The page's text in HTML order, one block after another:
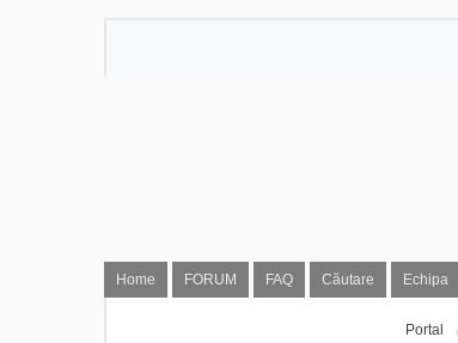
Home FORUM FAQ Căutare Echipa
Portal